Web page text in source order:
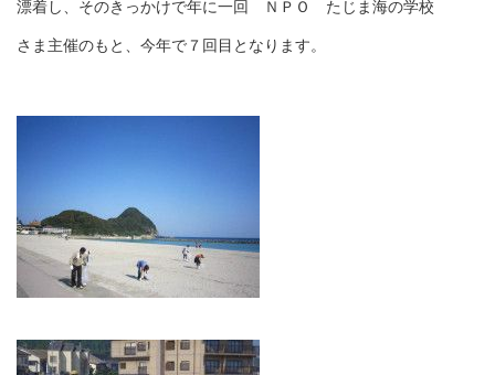
漂着し、そのきっかけで年に一回 ＮＰＯ たじま海の学校
さま主催のもと、今年で７回目となります。